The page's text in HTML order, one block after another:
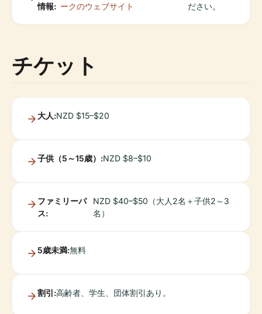
情報: ークのウェブサイト
ださい。
チケット
大人:NZD $15–$20
子供（5～15歳）:NZD $8–$10
ファミリーパ
ス:
NZD $40–$50（大人2名＋子供2～3
名）
5歳未満:無料
割引:高齢者、学生、団体割引あり。